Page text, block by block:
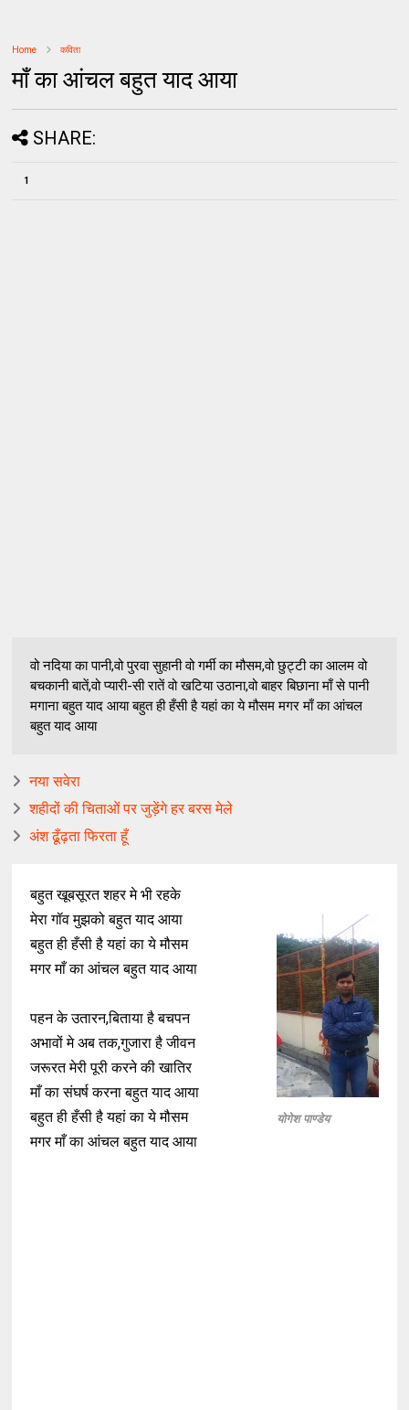
Home कविता
माँ का आंचल बहुत याद आया
SHARE:
1
वो नदिया का पानी,वो पुरवा सुहानी वो गर्मी का मौसम,वो छुट्टी का आलम वो
बचकानी बातें,वो प्यारी-सी रातें वो खटिया उठाना,वो बाहर बिछाना माँ से पानी
मगाना बहुत याद आया बहुत ही हँसी है यहां का ये मौसम मगर माँ का आंचल
बहुत याद आया
नया सवेरा
शहीदों की चिताओं पर जुड़ेंगे हर बरस मेले
अंश ढूँढ़ता फिरता हूँ
बहुत खूबसूरत शहर मे भी रहके
योगेश पाण्डेय
मेरा गॉव मुझको बहुत याद आया
बहुत ही हँसी है यहां का ये मौसम
मगर माँ का आंचल बहुत याद आया
पहन के उतारन,बिताया है बचपन
अभावों मे अब तक,गुजारा है जीवन
जरूरत मेरी पूरी करने की खातिर
माँ का संघर्ष करना बहुत याद आया
बहुत ही हँसी है यहां का ये मौसम
मगर माँ का आंचल बहुत याद आया